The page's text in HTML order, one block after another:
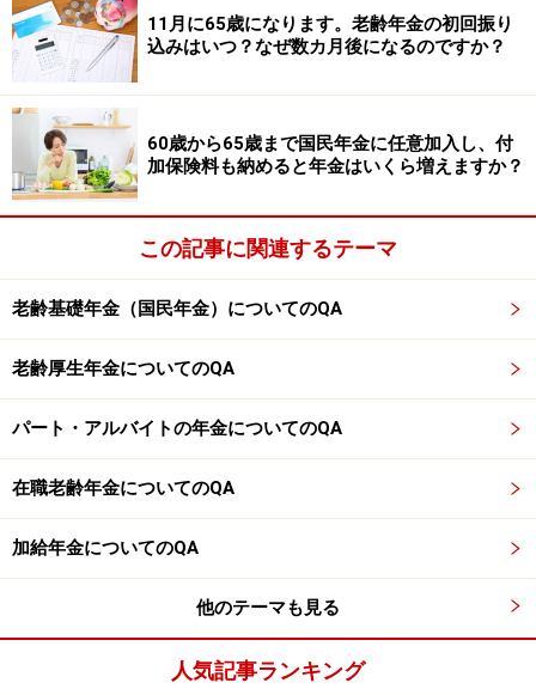
■年齢に応じた特別支給の老齢厚生年金受給開始年齢
生年月日と性別に応じた特別支給の老齢厚生年金の受給開始
年齢※出典：日本年金機構ホームページより
相談者が、厚生年金保険等に1年以上加入していた等の
金がもらえます。さらに65歳になり要件を満たしていれ
ば、老齢基礎年金と老齢厚生年金がもらえることになり
ます。
※専門家に取り上げてほしい質問がある人は
こちらから
応募するか、コメント欄への書き込みをお願いします。
※記事内容は執筆時点のものです。最新の内容をご確認くださ
本記事の内容は一般的な情報提供を目的としており、特定の金融
商品や投資行動を推奨するものではありません。
投資や資産運用に関する最終的なご判断はご自身の責任において
11月に65歳になります。老齢年金の初回振り
込みはいつ？なぜ数カ月後になるのですか？
60歳から65歳まで国民年金に任意加入し、付
加保険料も納めると年金はいくら増えますか？
この記事に関連するテーマ
老齢基礎年金（国民年金）についてのQA
老齢厚生年金についてのQA
パート・アルバイトの年金についてのQA
在職老齢年金についてのQA
加給年金についてのQA
他のテーマも見る
人気記事ランキング